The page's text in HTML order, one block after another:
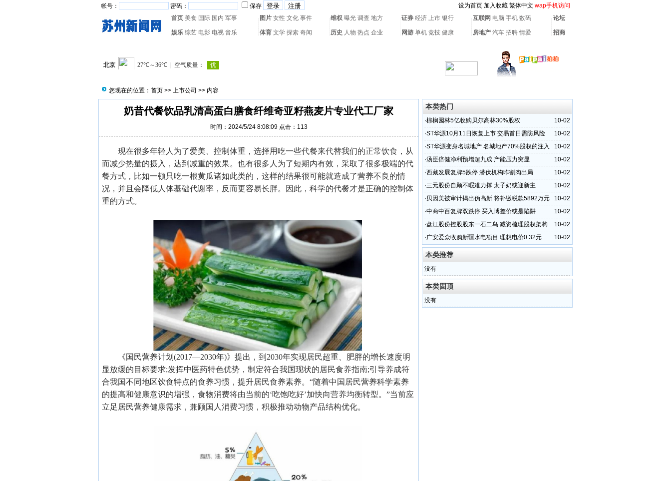
帐号： 密码： 保存 设为首页 加入收藏 繁体中文 wap手机访问
首页 美食 国际 国内 军事 图片 女性 文化 事件 维权 曝光 调查 地方 证券 经济 上市 银行 互联网 电脑 手机 数码 论坛
娱乐 综艺 电影 电视 音乐 体育 文学 探索 奇闻 历史 人物 热点 企业 网游 单机 竞技 健康 房地产 汽车 招聘 情爱 招商
您现在的位置： 首页 >> 上市公司 >> 内容
奶昔代餐饮品乳清高蛋白膳食纤维奇亚籽燕麦片专业代工厂家
时间：2024/5/24 8:08:09 点击： 113
现在很多年轻人为了爱美、控制体重，选择用吃一些代餐来代替我们的正常饮食，从
而减少热量的摄入，达到减重的效果。也有很多人为了短期内有效，采取了很多极端的代
餐方式，比如一顿只吃一根黄瓜诸如此类的，这样的结果很可能就造成了营养不良的情
况，并且会降低人体基础代谢率，反而更容易长胖。因此，科学的代餐才是正确的控制体
重的方式。
《国民营养计划(2017—2030年)》提出，到2030年实现居民超重、肥胖的增长速度明
显放缓的目标要求;发挥中医药特色优势，制定符合我国现状的居民食养指南;引导养成符
合我国不同地区饮食特点的食养习惯，提升居民食养素养。“随着中国居民营养科学素养
的提高和健康意识的增强，食物消费将由当前的‘吃饱吃好’加快向营养均衡转型。”当前应
立足居民营养健康需求，兼顾国人消费习惯，积极推动动物产品结构优化。
本类热门
10-02
·棕榈园林5亿收购贝尔高林30%股权
10-02
·ST华源10月11日恢复上市 交易首日需防风险
10-02
·ST华源变身名城地产 名城地产70%股权的注入
10-02
·汤臣倍健净利预增超九成 产能压力突显
10-02
·西藏发展复牌5跌停 潜伏机构昨割肉出局
10-02
·三元股份自顾不暇难力撑 太子奶或迎新主
10-02
· 贝因美被审计揭出伪高新 将补缴税款5892万元
10-02
·中商中百复牌双跌停 买入博差价或是陷阱
10-02
·盘江股份控股股东一石二鸟 减资梳理股权架构
10-02
·广安爱众收购新疆水电项目 理想电价0.32元
本类推荐
没有
本类固顶
没有